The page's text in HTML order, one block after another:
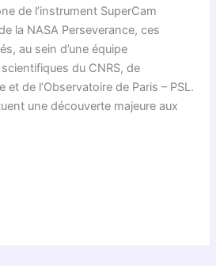
de l’instrument SuperCam
la NASA Perseverance, ces
au sein d’une équipe
du CNRS, de
et de l’Observatoire de Paris – PSL.
une découverte majeure aux